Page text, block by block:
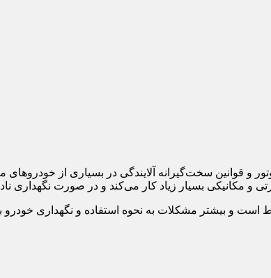
و قوانین سخت‌گیرانه آلایندگی در بسیاری از خودروهای
و مکانیکی بسیار زیاد کار می‌کند و در صورت
است و بیشتر مشکلات به نحوه استفاده و نگهداری خودرو